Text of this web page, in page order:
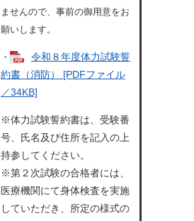
ませんので、事前の御用意をお
願いします。
・
令和８年度体力試験誓
約書（消防） [PDFファイル
／34KB]
※体力試験誓約書は、受験番
号、氏名及び住所を記入の上
持参してください。
※第２次試験の合格者には、
医療機関にて身体検査を実施
していただき、所定の様式の